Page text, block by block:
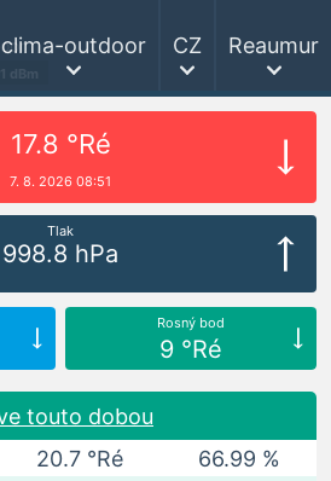
dBm
clima-outdoor CZ Reaumur
17.8 °Ré
7. 8. 2026 08:51
Tlak
998.8 hPa
Rosný bod
9 °Ré
touto dobou
20.7 °Ré
66.99 %